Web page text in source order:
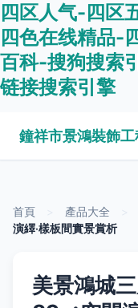
四区人气-四区
四色在线精品-
百科-搜狗搜索
链接搜索引擎
首頁 產品大全
演繹·樣板間實景賞析
美景鴻城